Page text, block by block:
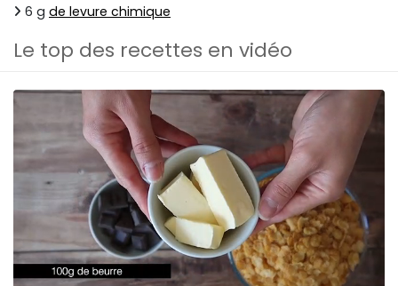
6 g de levure chimique
Le top des recettes en vidéo